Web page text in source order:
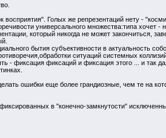
Голых же репрезентаций нету -
универсального множества:типа хочет -
который никогда не может закончиться,
бытия субъективности в актуальность
ситуаций системных
- фиксация фиксаций и фиксация этого ... и так
ошибки еще более грандиозные, чем те на
в "конечно-замкнутости"